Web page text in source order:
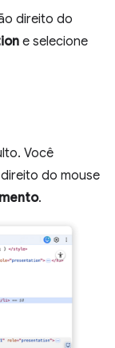
direito do
e selecione
Você
do mouse
.